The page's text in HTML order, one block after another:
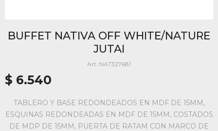
BUFFET NATIVA OFF WHITE/NATURE
JUTAI
NAT327681
$ 6.540
TABLERO Y BASE REDONDEADOS EN MDF DE 15MM,
ESQUINAS REDONDEADAS EN MDF DE 15MM, COSTADOS
DE MDP DE 15MM, PUERTA DE RATAM CON MARCO DE